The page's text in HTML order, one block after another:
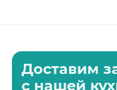
Доставим
с нашей